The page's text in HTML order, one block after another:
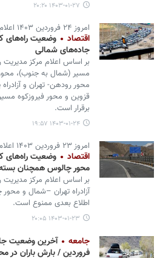
۱۴۰۳-۰۱-۲۷ ۲۰:۲۰
امروز ۲۴ فروردین ۱۴۰۳ اعلام شد
اقتصاد
وضعیت راه‌های
جاده‌های شمالی
بر اساس اعلام مرکز
مسیر (شمال به جنوب)،
محور رودهن- تهران و
قزوین و محور فیروزکوه
برقرار است.
۱۴۰۳-۰۱-۲۴ ۱۹:۵۷
امروز ۲۳ فروردین ۱۴۰۳ اعلام شد
اقتصاد
وضعیت راه‌های
محور چالوس همچنان
بر اساس اعلام مرکز مدیریت
آزادراه تهران –شمال و
اطلاع بعدی ممنوع است.
۱۴۰۳-۰۱-۲۳ ۲۰:۰۵
جامعه
فروردین / بارش باران در